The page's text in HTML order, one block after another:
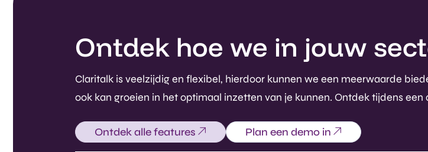
Ontdek hoe we in jouw
Claritalk is veelzijdig en flexibel, hierdoor kunnen we een meerwaarde
ook kan groeien in het optimaal inzetten van je kunnen. Ontdek tijdens
Ontdek alle features Plan een demo in